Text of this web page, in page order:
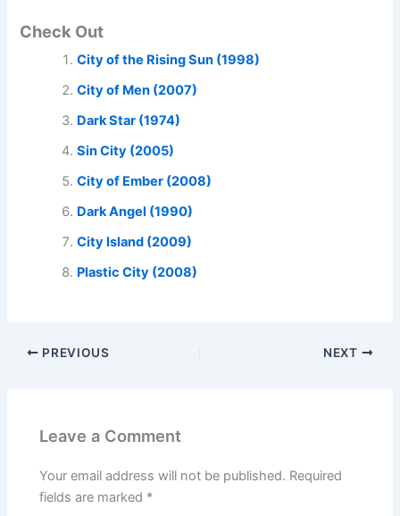
Check Out
City of the Rising Sun (1998)
City of Men (2007)
Dark Star (1974)
Sin City (2005)
City of Ember (2008)
Dark Angel (1990)
City Island (2009)
Plastic City (2008)
PREVIOUS NEXT
Leave a Comment
Your email address will not be published. Required
fields are marked *